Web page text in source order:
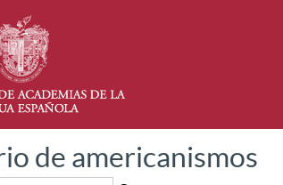
de americanismos